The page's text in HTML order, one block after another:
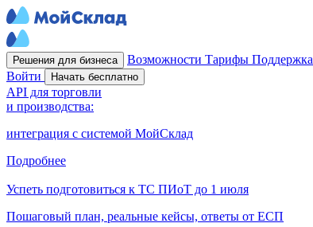
Решения для бизнеса Возможности Тарифы Поддержка
Войти
Начать бесплатно
API для торговли
и производства:
интеграция с системой МойСклад
Подробнее
Успеть подготовиться к ТС ПИоТ до 1 июля
Пошаговый план, реальные кейсы, ответы от ЕСП